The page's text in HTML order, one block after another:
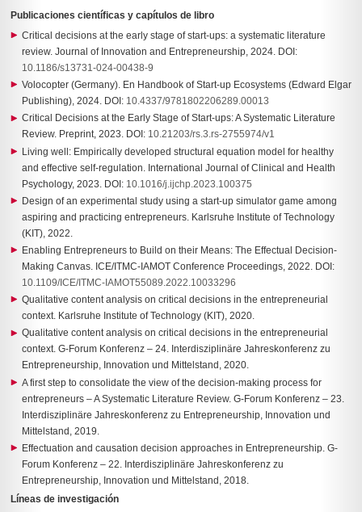
Publicaciones científicas y capítulos de libro
Critical decisions at the early stage of start-ups: a systematic literature
review. Journal of Innovation and Entrepreneurship, 2024. DOI:
10.1186/s13731-024-00438-9
Volocopter (Germany). En Handbook of Start-up Ecosystems (Edward Elgar
Publishing), 2024. DOI: 10.4337/9781802206289.00013
Critical Decisions at the Early Stage of Start-ups: A Systematic Literature
Review. Preprint, 2023. DOI: 10.21203/rs.3.rs-2755974/v1
Living well: Empirically developed structural equation model for healthy
and effective self-regulation. International Journal of Clinical and Health
Psychology, 2023. DOI: 10.1016/j.ijchp.2023.100375
Design of an experimental study using a start-up simulator game among
aspiring and practicing entrepreneurs. Karlsruhe Institute of Technology
(KIT), 2022.
Enabling Entrepreneurs to Build on their Means: The Effectual Decision-
Making Canvas. ICE/ITMC-IAMOT Conference Proceedings, 2022. DOI:
10.1109/ICE/ITMC-IAMOT55089.2022.10033296
Qualitative content analysis on critical decisions in the entrepreneurial
context. Karlsruhe Institute of Technology (KIT), 2020.
Qualitative content analysis on critical decisions in the entrepreneurial
context. G-Forum Konferenz – 24. Interdisziplinäre Jahreskonferenz zu
Entrepreneurship, Innovation und Mittelstand, 2020.
A first step to consolidate the view of the decision-making process for
entrepreneurs – A Systematic Literature Review. G-Forum Konferenz – 23.
Interdisziplinäre Jahreskonferenz zu Entrepreneurship, Innovation und
Mittelstand, 2019.
Effectuation and causation decision approaches in Entrepreneurship. G-
Forum Konferenz – 22. Interdisziplinäre Jahreskonferenz zu
Entrepreneurship, Innovation und Mittelstand, 2018.
Líneas de investigación